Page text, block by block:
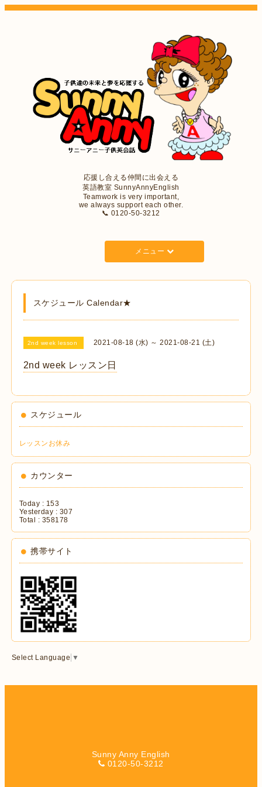
応援し合える仲間に出会える
英語教室 SunnyAnnyEnglish
Teamwork is very important,
we always support each other.
📞 0120-50-3212
メニュー
スケジュール Calendar★
2nd week lesson 2021-08-18 (水) ～ 2021-08-21 (土)
2nd week レッスン日
スケジュール
レッスンお休み
カウンター
Today : 153
Yesterday : 307
Total : 358178
携帯サイト
Select Language ▼
Sunny Anny English
0120-50-3212